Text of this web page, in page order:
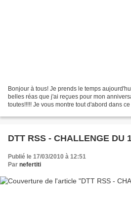
Bonjour à tous! Je prends le temps
belles réas que j'ai reçues pour mon
toutes!!!!! Je vous montre tout d'abord dans
DTT RSS - CHALLENGE DU
Publié le 17/03/2010 à 12:51
Par nefertiti